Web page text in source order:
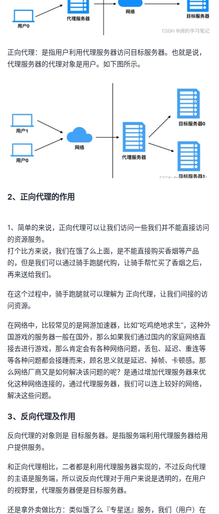
正向代理：是指用户利用代理服务器访问目标服务器。也就是说，
代理服务器的代理对象是用户。如下图所示。
2、正向代理的作用
1、简单的来说，正向代理可以让我们访问一些我们并不能直接访问
的资源服务。
打个比方来说，我们在饿了么上面，是不能直接购买香烟等产品
的，但是我们可以通过骑手跑腿代购，让骑手帮忙买了香烟之后，
再来送给我们。
在这个过程中，骑手跑腿就可以理解为 正向代理，让我们间接的访
问资源。
在网络中，比较常见的是网游加速器，比如“吃鸡绝地求生”，这种外
国游戏的服务器一般在国外，那么如果我们通过国内的家庭网络直
接去进行游戏，那么肯定会有各种网络问题，丢包、延迟、重连等
等各种问题都会接踵而来，顾名思义就是延迟、掉帧、卡顿感。那
么网络厂商又是如何解决该问题的呢？是通过增加代理服务器来优
化这种网络连接的，通过代理服务器，我们可以连上较好的网络，
解决这些问题。
3、反向代理及作用
反向代理的对象则是 目标服务器。是指服务端利用代理服务器给用
户提供服务。
和正向代理相比，二者都是利用代理服务器实现的，不过反向代理
的主语是服务端，所以说反向代理对于用户来说是透明的，在用户
的视野里，代理服务器便是目标服务器。
还是拿外卖做比方：类似饿了么『专星送』服务，我们（用户）在